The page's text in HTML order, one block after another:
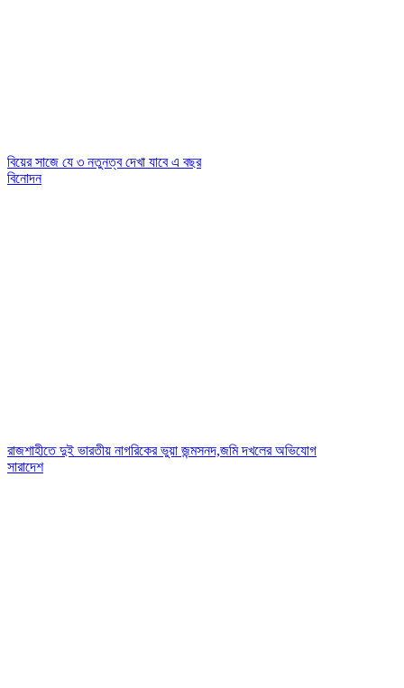
বিয়ের সাজে যে ৩ নতুনত্ব দেখা যাবে এ বছর
বিনোদন
রাজশাহীতে দুই ভারতীয় নাগরিকের ভুয়া জন্মসনদ,জমি দখলের অভিযোগ
সারাদেশ